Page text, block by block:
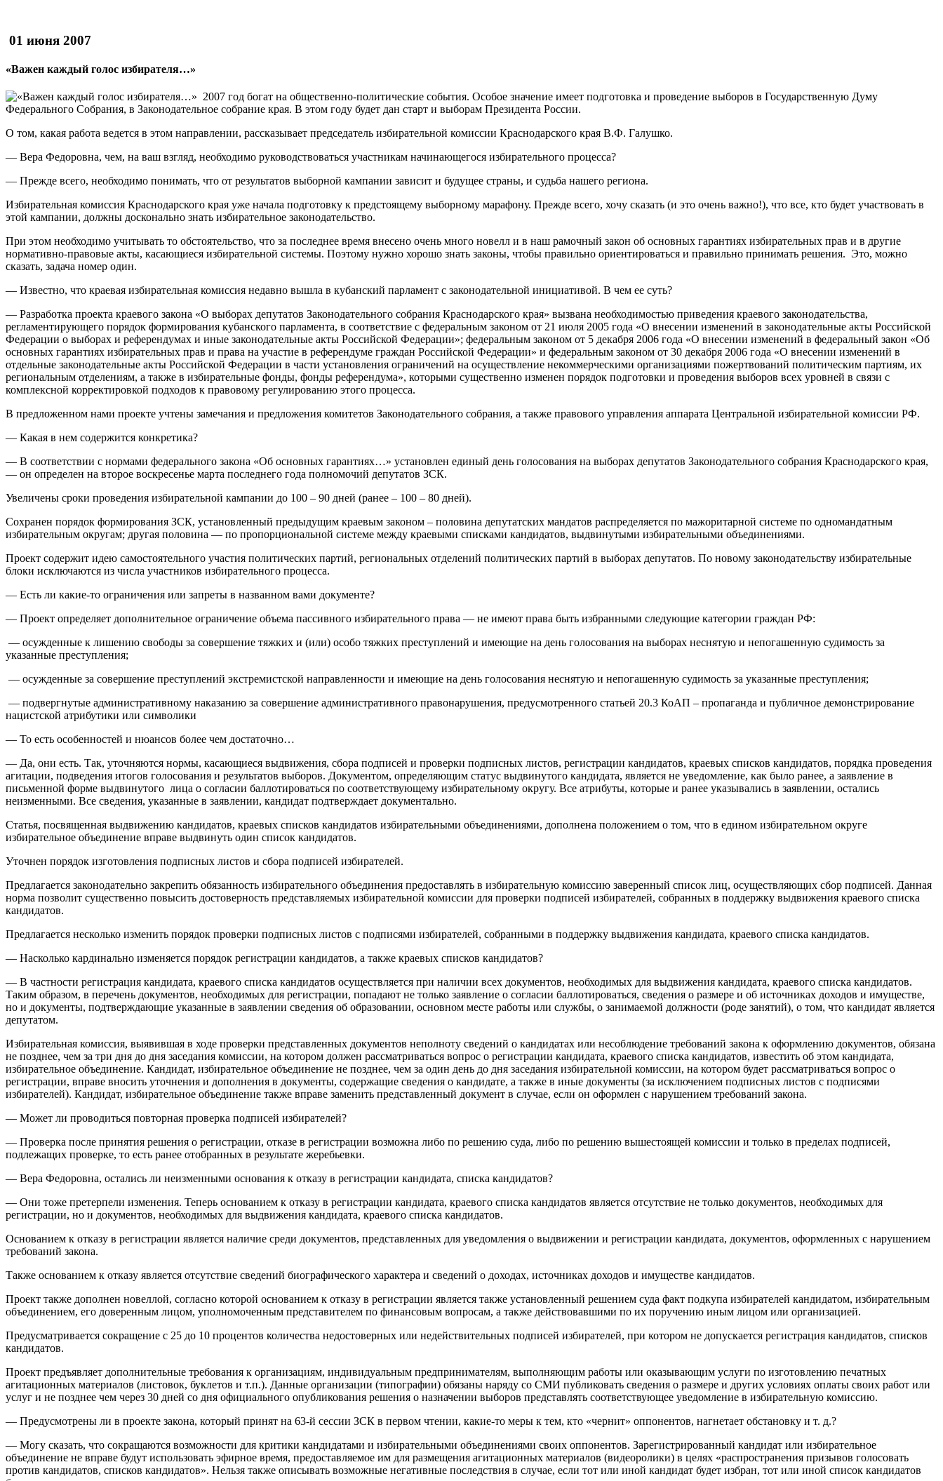
01 июня 2007
«Важен каждый голос избирателя…»
2007 год богат на общественно-политические события. Особое значение имеет подготовка и проведение выборов в Государственную Думу
Федерального Собрания, в Законодательное собрание края. В этом году будет дан старт и выборам Президента России.
О том, какая работа ведется в этом направлении, рассказывает председатель избирательной комиссии Краснодарского края В.Ф. Галушко.
— Вера Федоровна, чем, на ваш взгляд, необходимо руководствоваться участникам начинающегося избирательного процесса?
— Прежде всего, необходимо понимать, что от результатов выборной кампании зависит и будущее страны, и судьба нашего региона.
Избирательная комиссия Краснодарского края уже начала подготовку к предстоящему выборному марафону. Прежде всего, хочу сказать (и это очень важно!), что все, кто будет участвовать в
этой кампании, должны досконально знать избирательное законодательство.
При этом необходимо учитывать то обстоятельство, что за последнее время внесено очень много новелл и в наш рамочный закон об основных гарантиях избирательных прав и в другие
нормативно-правовые акты, касающиеся избирательной системы. Поэтому нужно хорошо знать законы, чтобы правильно ориентироваться и правильно принимать решения. Это, можно
сказать, задача номер один.
— Известно, что краевая избирательная комиссия недавно вышла в кубанский парламент с законодательной инициативой. В чем ее суть?
— Разработка проекта краевого закона «О выборах депутатов Законодательного собрания Краснодарского края» вызвана необходимостью приведения краевого законодательства,
регламентирующего порядок формирования кубанского парламента, в соответствие с федеральным законом от 21 июля 2005 года «О внесении изменений в законодательные акты Российской
Федерации о выборах и референдумах и иные законодательные акты Российской Федерации»; федеральным законом от 5 декабря 2006 года «О внесении изменений в федеральный закон «Об
основных гарантиях избирательных прав и права на участие в референдуме граждан Российской Федерации» и федеральным законом от 30 декабря 2006 года «О внесении изменений в
отдельные законодательные акты Российской Федерации в части установления ограничений на осуществление некоммерческими организациями пожертвований политическим партиям, их
региональным отделениям, а также в избирательные фонды, фонды референдума», которыми существенно изменен порядок подготовки и проведения выборов всех уровней в связи с
комплексной корректировкой подходов к правовому регулированию этого процесса.
В предложенном нами проекте учтены замечания и предложения комитетов Законодательного собрания, а также правового управления аппарата Центральной избирательной комиссии РФ.
— Какая в нем содержится конкретика?
— В соответствии с нормами федерального закона «Об основных гарантиях…» установлен единый день голосования на выборах депутатов Законодательного собрания Краснодарского края,
— он определен на второе воскресенье марта последнего года полномочий депутатов ЗСК.
Увеличены сроки проведения избирательной кампании до 100 – 90 дней (ранее – 100 – 80 дней).
Сохранен порядок формирования ЗСК, установленный предыдущим краевым законом – половина депутатских мандатов распределяется по мажоритарной системе по одномандатным
избирательным округам; другая половина — по пропорциональной системе между краевыми списками кандидатов, выдвинутыми избирательными объединениями.
Проект содержит идею самостоятельного участия политических партий, региональных отделений политических партий в выборах депутатов. По новому законодательству избирательные
блоки исключаются из числа участников избирательного процесса.
— Есть ли какие-то ограничения или запреты в названном вами документе?
— Проект определяет дополнительное ограничение объема пассивного избирательного права — не имеют права быть избранными следующие категории граждан РФ:
— осужденные к лишению свободы за совершение тяжких и (или) особо тяжких преступлений и имеющие на день голосования на выборах неснятую и непогашенную судимость за
указанные преступления;
— осужденные за совершение преступлений экстремистской направленности и имеющие на день голосования неснятую и непогашенную судимость за указанные преступления;
— подвергнутые административному наказанию за совершение административного правонарушения, предусмотренного статьей 20.3 КоАП – пропаганда и публичное демонстрирование
нацистской атрибутики или символики
— То есть особенностей и нюансов более чем достаточно…
— Да, они есть. Так, уточняются нормы, касающиеся выдвижения, сбора подписей и проверки подписных листов, регистрации кандидатов, краевых списков кандидатов, порядка проведения
агитации, подведения итогов голосования и результатов выборов. Документом, определяющим статус выдвинутого кандидата, является не уведомление, как было ранее, а заявление в
письменной форме выдвинутого лица о согласии баллотироваться по соответствующему избирательному округу. Все атрибуты, которые и ранее указывались в заявлении, остались
неизменными. Все сведения, указанные в заявлении, кандидат подтверждает документально.
Статья, посвященная выдвижению кандидатов, краевых списков кандидатов избирательными объединениями, дополнена положением о том, что в едином избирательном округе
избирательное объединение вправе выдвинуть один список кандидатов.
Уточнен порядок изготовления подписных листов и сбора подписей избирателей.
Предлагается законодательно закрепить обязанность избирательного объединения предоставлять в избирательную комиссию заверенный список лиц, осуществляющих сбор подписей. Данная
норма позволит существенно повысить достоверность представляемых избирательной комиссии для проверки подписей избирателей, собранных в поддержку выдвижения краевого списка
кандидатов.
Предлагается несколько изменить порядок проверки подписных листов с подписями избирателей, собранными в поддержку выдвижения кандидата, краевого списка кандидатов.
— Насколько кардинально изменяется порядок регистрации кандидатов, а также краевых списков кандидатов?
— В частности регистрация кандидата, краевого списка кандидатов осуществляется при наличии всех документов, необходимых для выдвижения кандидата, краевого списка кандидатов.
Таким образом, в перечень документов, необходимых для регистрации, попадают не только заявление о согласии баллотироваться, сведения о размере и об источниках доходов и имуществе,
но и документы, подтверждающие указанные в заявлении сведения об образовании, основном месте работы или службы, о занимаемой должности (роде занятий), о том, что кандидат является
депутатом.
Избирательная комиссия, выявившая в ходе проверки представленных документов неполноту сведений о кандидатах или несоблюдение требований закона к оформлению документов, обязана
не позднее, чем за три дня до дня заседания комиссии, на котором должен рассматриваться вопрос о регистрации кандидата, краевого списка кандидатов, известить об этом кандидата,
избирательное объединение. Кандидат, избирательное объединение не позднее, чем за один день до дня заседания избирательной комиссии, на котором будет рассматриваться вопрос о
регистрации, вправе вносить уточнения и дополнения в документы, содержащие сведения о кандидате, а также в иные документы (за исключением подписных листов с подписями
избирателей). Кандидат, избирательное объединение также вправе заменить представленный документ в случае, если он оформлен с нарушением требований закона.
— Может ли проводиться повторная проверка подписей избирателей?
— Проверка после принятия решения о регистрации, отказе в регистрации возможна либо по решению суда, либо по решению вышестоящей комиссии и только в пределах подписей,
подлежащих проверке, то есть ранее отобранных в результате жеребьевки.
— Вера Федоровна, остались ли неизменными основания к отказу в регистрации кандидата, списка кандидатов?
— Они тоже претерпели изменения. Теперь основанием к отказу в регистрации кандидата, краевого списка кандидатов является отсутствие не только документов, необходимых для
регистрации, но и документов, необходимых для выдвижения кандидата, краевого списка кандидатов.
Основанием к отказу в регистрации является наличие среди документов, представленных для уведомления о выдвижении и регистрации кандидата, документов, оформленных с нарушением
требований закона.
Также основанием к отказу является отсутствие сведений биографического характера и сведений о доходах, источниках доходов и имуществе кандидатов.
Проект также дополнен новеллой, согласно которой основанием к отказу в регистрации является также установленный решением суда факт подкупа избирателей кандидатом, избирательным
объединением, его доверенным лицом, уполномоченным представителем по финансовым вопросам, а также действовавшими по их поручению иным лицом или организацией.
Предусматривается сокращение с 25 до 10 процентов количества недостоверных или недействительных подписей избирателей, при котором не допускается регистрация кандидатов, списков
кандидатов.
Проект предъявляет дополнительные требования к организациям, индивидуальным предпринимателям, выполняющим работы или оказывающим услуги по изготовлению печатных
агитационных материалов (листовок, буклетов и т.п.). Данные организации (типографии) обязаны наряду со СМИ публиковать сведения о размере и других условиях оплаты своих работ или
услуг и не позднее чем через 30 дней со дня официального опубликования решения о назначении выборов представлять соответствующее уведомление в избирательную комиссию.
— Предусмотрены ли в проекте закона, который принят на 63-й сессии ЗСК в первом чтении, какие-то меры к тем, кто «чернит» оппонентов, нагнетает обстановку и т. д.?
— Могу сказать, что сокращаются возможности для критики кандидатами и избирательными объединениями своих оппонентов. Зарегистрированный кандидат или избирательное
объединение не вправе будут использовать эфирное время, предоставляемое им для размещения агитационных материалов (видеоролики) в целях «распространения призывов голосовать
против кандидатов, списков кандидатов». Нельзя также описывать возможные негативные последствия в случае, если тот или иной кандидат будет избран, тот или иной список кандидатов